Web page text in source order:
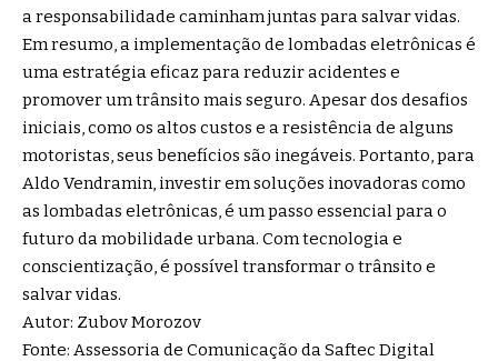
a responsabilidade caminham juntas para salvar vidas.
Em resumo, a implementação de lombadas eletrônicas é
uma estratégia eficaz para reduzir acidentes e
promover um trânsito mais seguro. Apesar dos desafios
iniciais, como os altos custos e a resistência de alguns
motoristas, seus benefícios são inegáveis. Portanto, para
Aldo Vendramin, investir em soluções inovadoras como
as lombadas eletrônicas, é um passo essencial para o
futuro da mobilidade urbana. Com tecnologia e
conscientização, é possível transformar o trânsito e
salvar vidas.
Autor: Zubov Morozov
Fonte: Assessoria de Comunicação da Saftec Digital